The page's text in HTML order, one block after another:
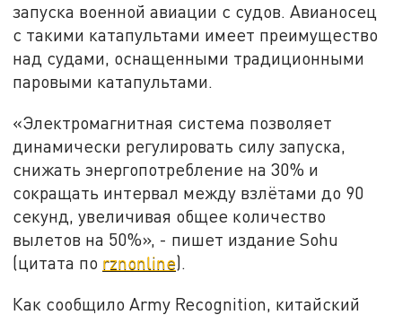
запуска военной авиации с судов. Авианосец
с такими катапультами имеет преимущество
над судами, оснащенными традиционными
паровыми катапультами.
«Электромагнитная система позволяет
динамически регулировать силу запуска,
снижать энергопотребление на 30% и
сокращать интервал между взлётами до 90
секунд, увеличивая общее количество
вылетов на 50%», - пишет издание Sohu
(цитата по rznonline).
Как сообщило Army Recognition, китайский